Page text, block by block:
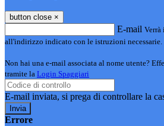
button close ×
E-mail Verrà
all'indirizzo indicato con le istruzioni necessarie.
Non hai una e-mail associata al nome utente?
tramite la Login Spaggiari
E-mail inviata, si prega di controllare la
Errore